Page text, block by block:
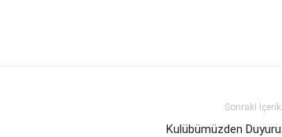
Sonraki İçerik
Kulübümüzden Duyuru